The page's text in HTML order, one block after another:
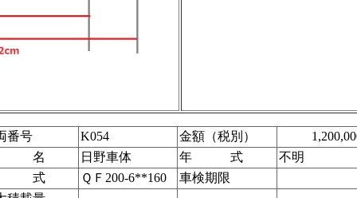
番号 K054 金額（税別）
名
日野車体 年 式
不明
式
ＱＦ200-6**160
車検期限